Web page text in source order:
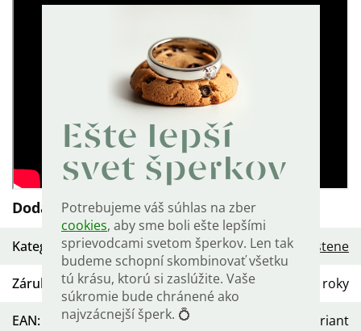
Ešte lepší
svet šperkov
Potrebujeme váš súhlas na zber
cookies, aby sme boli ešte lepšími
sprievodcami svetom šperkov. Len tak
budeme schopní skombinovať všetku
tú krásu, ktorú si zaslúžite. Vaše
súkromie bude chránené ako
najvzácnejší šperk. 💍
Dodatočné parametre
Kategória: Dámske strieborné prstene
Záruka 2 roky
EAN: Zvoľte variant